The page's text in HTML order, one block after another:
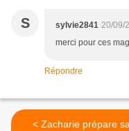
S sylvie2841 20/09/
merci pour ces
Répondre
< Zacharie prépare sa